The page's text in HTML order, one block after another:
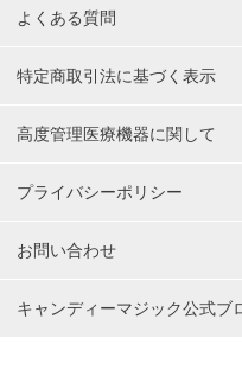
よくある質問
特定商取引法に基づく表示
高度管理医療機器に関して
プライバシーポリシー
お問い合わせ
キャンディーマジック公式ブ